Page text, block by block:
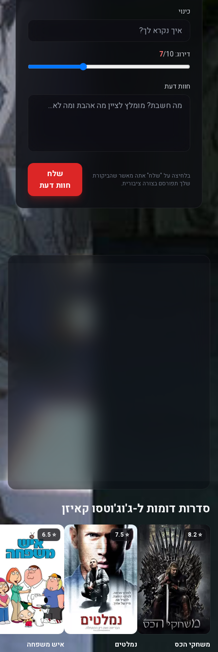
כינוי
דירוג: 7/10
חוות דעת
בלחיצה על "שלח" אתה מאשר שהביקורת
שלך תפורסם בצורה ציבורית.
שלח
חוות דעת
סדרות דומות ל-ג'וג'וטסו קאיזן
⭐ 8.2
משחקי הכס
⭐ 7.5
נמלטים
⭐ 6.5
איש משפחה